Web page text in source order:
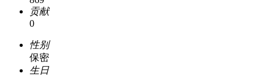
贡献
0
性别
保密
生日